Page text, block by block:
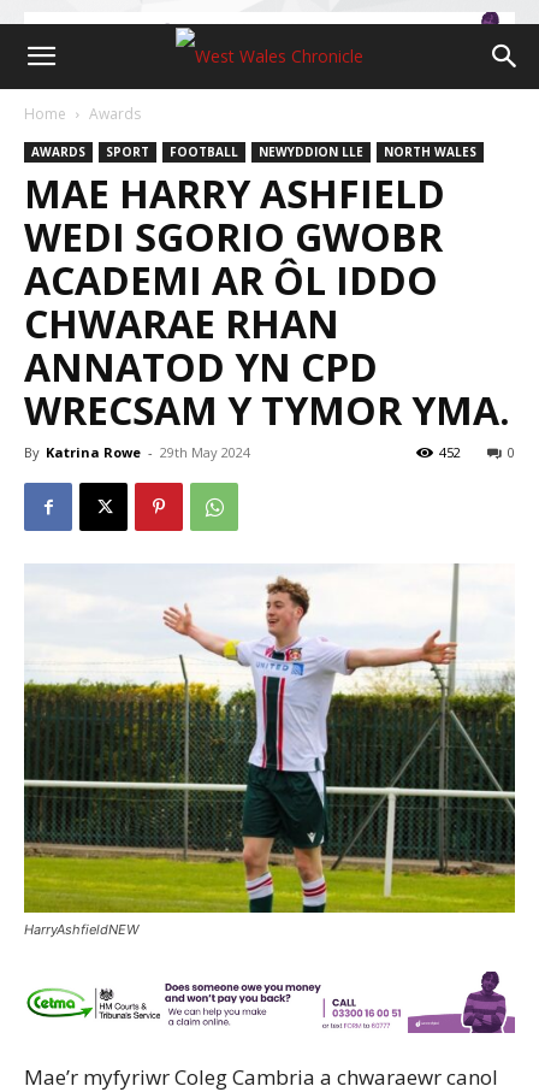
Home Awards
AWARDS SPORT FOOTBALL NEWYDDION LLE NORTH WALES
MAE HARRY ASHFIELD
WEDI SGORIO GWOBR
ACADEMI AR ÔL IDDO
CHWARAE RHAN
ANNATOD YN CPD
WRECSAM Y TYMOR YMA.
By Katrina Rowe - 29th May 2024 0
452
HarryAshfieldNEW
Mae’r myfyriwrColeg Cambria a chwaraewrcanol